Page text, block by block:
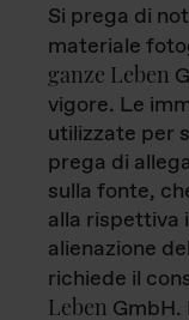
Si prega di
materiale
ganze Leben
vigore. Le
utilizzate per
prega di
sulla fonte,
alla rispettiva
alienazione
richiede il
Leben GmbH.